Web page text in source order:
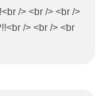
/> <br /> <br />
/> <br /> <br